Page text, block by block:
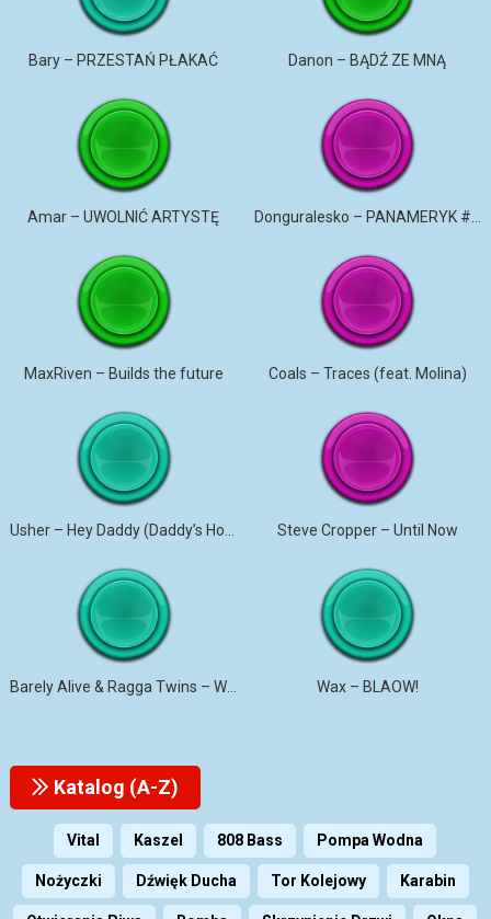
Bary – PRZESTAŃ PŁAKAĆ Danon – BĄDŹ ZE MNĄ
Amar – UWOLNIĆ ARTYSTĘ
MaxRiven – Builds the future Coals – Traces (feat. Molina)
Steve Cropper – Until Now
Barely Alive & Ragga Twins – We Set It Wax – BLAOW!
Katalog (A-Z)
Vital Kaszel 808 Bass Pompa Wodna
Nożyczki Dźwięk Ducha Tor Kolejowy Karabin